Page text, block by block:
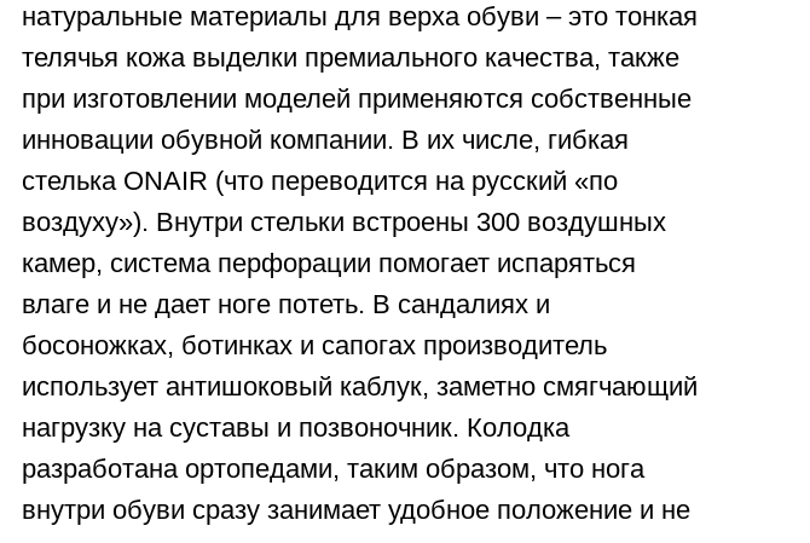
натуральные материалы для верха обуви – это тонкая
телячья кожа выделки премиального качества, также
при изготовлении моделей применяются собственные
инновации обувной компании. В их числе, гибкая
стелька ONAIR (что переводится на русский «по
воздуху»). Внутри стельки встроены 300 воздушных
камер, система перфорации помогает испаряться
влаге и не дает ноге потеть. В сандалиях и
босоножках, ботинках и сапогах производитель
использует антишоковый каблук, заметно смягчающий
нагрузку на суставы и позвоночник. Колодка
разработана ортопедами, таким образом, что нога
внутри обуви сразу занимает удобное положение и не